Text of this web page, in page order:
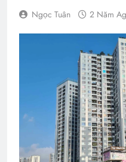
Ngọc Tuân 2 Năm